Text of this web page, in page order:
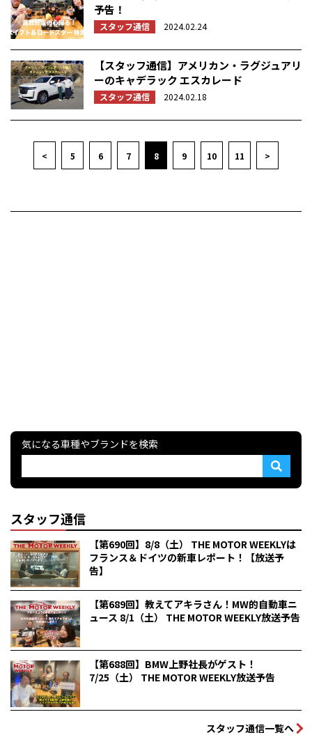
予告！
スタッフ通信 2024.02.24
【スタッフ通信】アメリカン・ラグジュアリ
ーのキャデラック エスカレード
スタッフ通信 2024.02.18
< 5 6 7 8 9 10 11 >
気になる車種やブランドを検索
スタッフ通信
【第690回】8/8（土） THE MOTOR WEEKLYは
フランス＆ドイツの新車レポート！【放送予
告】
【第689回】教えてアキラさん！MW的自動車ニ
ュース 8/1（土） THE MOTOR WEEKLY放送予告
【第688回】BMW上野社長がゲスト！
7/25（土） THE MOTOR WEEKLY放送予告
スタッフ通信一覧へ